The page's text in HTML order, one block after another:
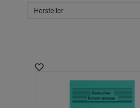
Hersteller